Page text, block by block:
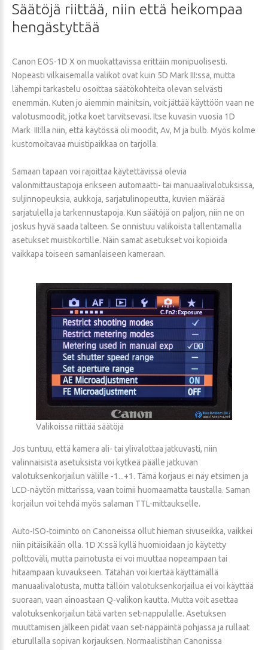
Säätöjä riittää, niin että heikompaa
hengästyttää
Canon EOS-1D X on muokattavissa erittäin monipuolisesti.
Nopeasti vilkaisemalla valikot ovat kuin 5D Mark III:ssa, mutta
lähempi tarkastelu osoittaa säätökohteita olevan selvästi
enemmän. Kuten jo aiemmin mainitsin, voit jättää käyttöön vaan ne
valotusmoodit, jotka koet tarvitsevasi. Itse kuvasin vuosia 1D
Mark III:lla niin, että käytössä oli moodit, Av, M ja bulb. Myös kolme
kustomoitavaa muistipaikkaa on tarjolla.
Samaan tapaan voi rajoittaa käytettävissä olevia
valonmittaustapoja erikseen automaatti- tai manuaalivalotuksissa,
suljinnopeuksia, aukkoja, sarjatulinopeutta, kuvien määrää
sarjatulella ja tarkennustapoja. Kun säätöjä on paljon, niin ne on
joskus hyvä saada talteen. Se onnistuu valikoista tallentamalla
asetukset muistikortille. Näin samat asetukset voi kopioida
vaikkapa toiseen samanlaiseen kameraan.
Valikoissa riittää säätöjä
Jos tuntuu, että kamera ali- tai ylivalottaa jatkuvasti, niin
valinnaisista asetuksista voi kytkeä päälle jatkuvan
valotuksenkorjailun välille -1...+1. Tämä korjaus ei näy etsimen ja
LCD-näytön mittarissa, vaan toimii huomaamatta taustalla. Saman
korjailun voi tehdä myös salaman TTL-mittaukselle.
Auto-ISO-toiminto on Canoneissa ollut hieman sivuseikka, vaikkei
niin pitäisikään olla. 1D X:ssä kyllä huomioidaan jo käytetty
polttoväli, mutta painotusta ei voi muuttaa nopeampaan tai
hitaampaan kuvaukseen. Tätähän voi kiertää käyttämällä
manuaalivalotusta, mutta tällöin valotuksenkorjailua ei voi käyttää
suoraan, vaan ainoastaan Q-valikon kautta. Mutta voit asettaa
valotuksenkorjailun tätä varten set-nappulalle. Asetuksen
muuttamisen jälkeen pidät vaan set-näppäintä pohjassa ja rullaat
eturullalla sopivan korjauksen. Normaalistihan Canonissa